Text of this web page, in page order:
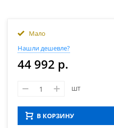
Мало
Нашли дешевле?
44 992 р.
шт
В КОРЗИНУ